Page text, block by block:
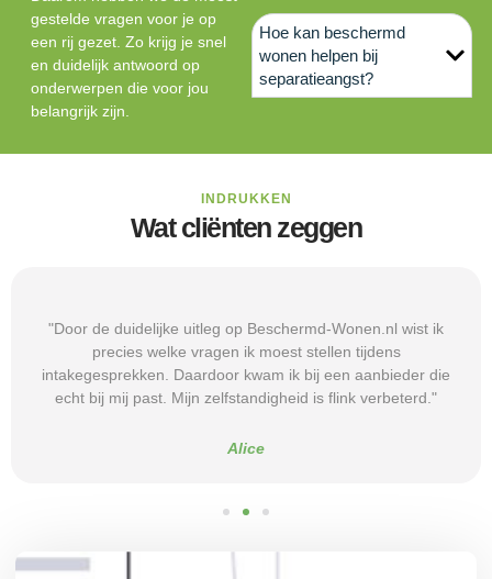
gestelde vragen voor je op
een rij gezet. Zo krijg je snel
en duidelijk antwoord op
onderwerpen die voor jou
belangrijk zijn.
Hoe kan beschermd
wonen helpen bij
separatieangst?
INDRUKKEN
Wat cliënten zeggen
"Door de duidelijke uitleg op Beschermd-Wonen.nl wist ik
precies welke vragen ik moest stellen tijdens
intakegesprekken. Daardoor kwam ik bij een aanbieder die
echt bij mij past. Mijn zelfstandigheid is flink verbeterd."
Alice